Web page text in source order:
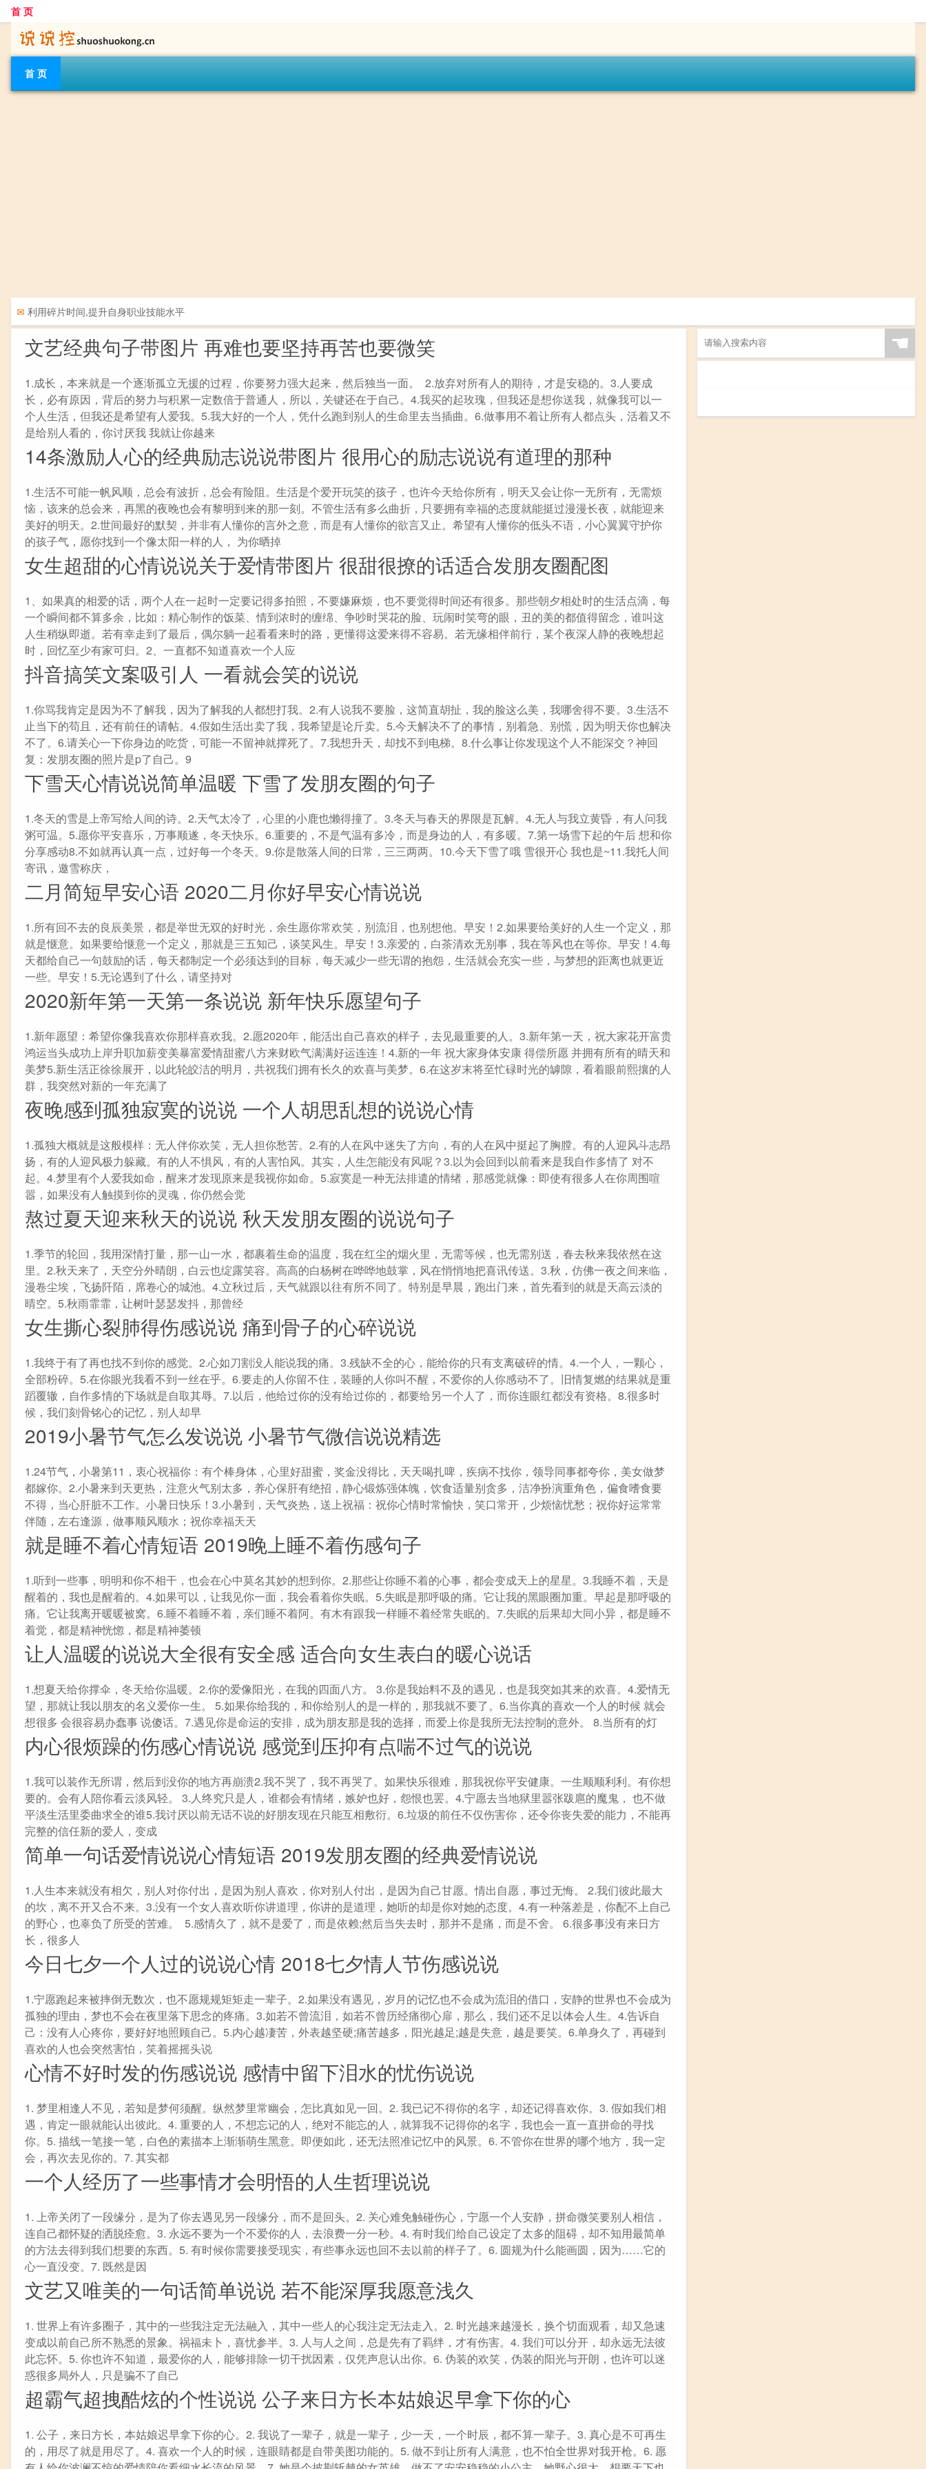
首 页
首 页
✉ 利用碎片时间,提升自身职业技能水平
文艺经典句子带图片 再难也要坚持再苦也要微笑
1.成长，本来就是一个逐渐孤立无援的过程，你要努力强大起来，然后独当一面。 2.放弃对所有人的期待，才是安稳的。3.人要成
长，必有原因，背后的努力与积累一定数倍于普通人，所以，关键还在于自己。4.我买的起玫瑰，但我还是想你送我，就像我可以一
个人生活，但我还是希望有人爱我。5.我大好的一个人，凭什么跑到别人的生命里去当插曲。6.做事用不着让所有人都点头，活着又不
是给别人看的，你讨厌我 我就让你越来
14条激励人心的经典励志说说带图片 很用心的励志说说有道理的那种
1.生活不可能一帆风顺，总会有波折，总会有险阻。生活是个爱开玩笑的孩子，也许今天给你所有，明天又会让你一无所有，无需烦
恼，该来的总会来，再黑的夜晚也会有黎明到来的那一刻。不管生活有多么曲折，只要拥有幸福的态度就能挺过漫漫长夜，就能迎来
美好的明天。2.世间最好的默契，并非有人懂你的言外之意，而是有人懂你的欲言又止。希望有人懂你的低头不语，小心翼翼守护你
的孩子气，愿你找到一个像太阳一样的人， 为你晒掉
女生超甜的心情说说关于爱情带图片 很甜很撩的话适合发朋友圈配图
1、如果真的相爱的话，两个人在一起时一定要记得多拍照，不要嫌麻烦，也不要觉得时间还有很多。那些朝夕相处时的生活点滴，每
一个瞬间都不算多余，比如：精心制作的饭菜、情到浓时的缠绵、争吵时哭花的脸、玩闹时笑弯的眼，丑的美的都值得留念，谁叫这
人生稍纵即逝。若有幸走到了最后，偶尔躺一起看看来时的路，更懂得这爱来得不容易。若无缘相伴前行，某个夜深人静的夜晚想起
时，回忆至少有家可归。2、一直都不知道喜欢一个人应
抖音搞笑文案吸引人 一看就会笑的说说
1.你骂我肯定是因为不了解我，因为了解我的人都想打我。2.有人说我不要脸，这简直胡扯，我的脸这么美，我哪舍得不要。3.生活不
止当下的苟且，还有前任的请帖。4.假如生活出卖了我，我希望是论斤卖。5.今天解决不了的事情，别着急、别慌，因为明天你也解决
不了。6.请关心一下你身边的吃货，可能一不留神就撑死了。7.我想升天，却找不到电梯。8.什么事让你发现这个人不能深交？神回
复：发朋友圈的照片是p了自己。9
下雪天心情说说简单温暖 下雪了发朋友圈的句子
1.冬天的雪是上帝写给人间的诗。2.天气太冷了，心里的小鹿也懒得撞了。3.冬天与春天的界限是瓦解。4.无人与我立黄昏，有人问我
粥可温。5.愿你平安喜乐，万事顺遂，冬天快乐。6.重要的，不是气温有多冷，而是身边的人，有多暖。7.第一场雪下起的午后 想和你
分享感动8.不如就再认真一点，过好每一个冬天。9.你是散落人间的日常，三三两两。10.今天下雪了哦 雪很开心 我也是~11.我托人间
寄讯，邀雪称庆，
二月简短早安心语 2020二月你好早安心情说说
1.所有回不去的良辰美景，都是举世无双的好时光，余生愿你常欢笑，别流泪，也别想他。早安！2.如果要给美好的人生一个定义，那
就是惬意。如果要给惬意一个定义，那就是三五知己，谈笑风生。早安！3.亲爱的，白茶清欢无别事，我在等风也在等你。早安！4.每
天都给自己一句鼓励的话，每天都制定一个必须达到的目标，每天减少一些无谓的抱怨，生活就会充实一些，与梦想的距离也就更近
一些。早安！5.无论遇到了什么，请坚持对
2020新年第一天第一条说说 新年快乐愿望句子
1.新年愿望：希望你像我喜欢你那样喜欢我。2.愿2020年，能活出自己喜欢的样子，去见最重要的人。3.新年第一天，祝大家花开富贵
鸿运当头成功上岸升职加薪变美暴富爱情甜蜜八方来财欧气满满好运连连！4.新的一年 祝大家身体安康 得偿所愿 并拥有所有的晴天和
美梦5.新生活正徐徐展开，以此轮皎洁的明月，共祝我们拥有长久的欢喜与美梦。6.在这岁末将至忙碌时光的罅隙，看着眼前熙攘的人
群，我突然对新的一年充满了
夜晚感到孤独寂寞的说说 一个人胡思乱想的说说心情
1.孤独大概就是这般模样：无人伴你欢笑，无人担你愁苦。2.有的人在风中迷失了方向，有的人在风中挺起了胸膛。有的人迎风斗志昂
扬，有的人迎风极力躲藏。有的人不惧风，有的人害怕风。其实，人生怎能没有风呢？3.以为会回到以前看来是我自作多情了 对不
起。4.梦里有个人爱我如命，醒来才发现原来是我视你如命。5.寂寞是一种无法排遣的情绪，那感觉就像：即使有很多人在你周围喧
嚣，如果没有人触摸到你的灵魂，你仍然会觉
熬过夏天迎来秋天的说说 秋天发朋友圈的说说句子
1.季节的轮回，我用深情打量，那一山一水，都裹着生命的温度，我在红尘的烟火里，无需等候，也无需别送，春去秋来我依然在这
里。2.秋天来了，天空分外晴朗，白云也绽露笑容。高高的白杨树在哗哗地鼓掌，风在悄悄地把喜讯传送。3.秋，仿佛一夜之间来临，
漫卷尘埃，飞扬阡陌，席卷心的城池。4.立秋过后，天气就跟以往有所不同了。特别是早晨，跑出门来，首先看到的就是天高云淡的
晴空。5.秋雨霏霏，让树叶瑟瑟发抖，那曾经
女生撕心裂肺得伤感说说 痛到骨子的心碎说说
1.我终于有了再也找不到你的感觉。2.心如刀割没人能说我的痛。3.残缺不全的心，能给你的只有支离破碎的情。4.一个人，一颗心，
全部粉碎。5.在你眼光我看不到一丝在乎。6.要走的人你留不住，装睡的人你叫不醒，不爱你的人你感动不了。旧情复燃的结果就是重
蹈覆辙，自作多情的下场就是自取其辱。7.以后，他给过你的没有给过你的，都要给另一个人了，而你连眼红都没有资格。8.很多时
候，我们刻骨铭心的记忆，别人却早
2019小暑节气怎么发说说 小暑节气微信说说精选
1.24节气，小暑第11，衷心祝福你：有个棒身体，心里好甜蜜，奖金没得比，天天喝扎啤，疾病不找你，领导同事都夸你，美女做梦
都嫁你。2.小暑来到天更热，注意火气别太多，养心保肝有绝招，静心锻炼强体魄，饮食适量别贪多，洁净扮演重角色，偏食嗜食要
不得，当心肝脏不工作。小暑日快乐！3.小暑到，天气炎热，送上祝福：祝你心情时常愉快，笑口常开，少烦恼忧愁；祝你好运常常
伴随，左右逢源，做事顺风顺水；祝你幸福天天
就是睡不着心情短语 2019晚上睡不着伤感句子
1.听到一些事，明明和你不相干，也会在心中莫名其妙的想到你。2.那些让你睡不着的心事，都会变成天上的星星。3.我睡不着，天是
醒着的，我也是醒着的。4.如果可以，让我见你一面，我会看着你失眠。5.失眠是那呼吸的痛。它让我的黑眼圈加重。早起是那呼吸的
痛。它让我离开暖暖被窝。6.睡不着睡不着，亲们睡不着阿。有木有跟我一样睡不着经常失眠的。7.失眠的后果却大同小异，都是睡不
着觉，都是精神恍惚，都是精神萎顿
让人温暖的说说大全很有安全感 适合向女生表白的暖心说话
1.想夏天给你撑伞，冬天给你温暖。2.你的爱像阳光，在我的四面八方。 ​​​​3.你是我始料不及的遇见，也是我突如其来的欢喜。4.爱情无
望，那就让我以朋友的名义爱你一生。 ​​​​5.如果你给我的，和你给别人的是一样的，那我就不要了。6.当你真的喜欢一个人的时候 就会
想很多 会很容易办蠢事 说傻话。7.遇见你是命运的安排，成为朋友那是我的选择，而爱上你是我所无法控制的意外。 ​​​​8.当所有的灯
内心很烦躁的伤感心情说说 感觉到压抑有点喘不过气的说说
1.我可以装作无所谓，然后到没你的地方再崩溃2.我不哭了，我不再哭了。如果快乐很难，那我祝你平安健康。一生顺顺利利。有你想
要的。会有人陪你看云淡风轻。 ​​​​3.人终究只是人，谁都会有情绪，嫉妒也好，怨恨也罢。4.宁愿去当地狱里嚣张跋扈的魔鬼， 也不做
平淡生活里委曲求全的谁5.我讨厌以前无话不说的好朋友现在只能互相敷衍。6.垃圾的前任不仅伤害你，还令你丧失爱的能力，不能再
完整的信任新的爱人，变成
简单一句话爱情说说心情短语 2019发朋友圈的经典爱情说说
1.人生本来就没有相欠，别人对你付出，是因为别人喜欢，你对别人付出，是因为自己甘愿。情出自愿，事过无悔。 ​​​​2.我们彼此最大
的坎，离不开又合不来。3.没有一个女人喜欢听你讲道理，你讲的是道理，她听的却是你对她的态度。4.有一种落差是，你配不上自己
的野心，也辜负了所受的苦难。 ​ ​​​​5.感情久了，就不是爱了，而是依赖;然后当失去时，那并不是痛，而是不舍。 ​6.很多事没有来日方
长，很多人
今日七夕一个人过的说说心情 2018七夕情人节伤感说说
1.宁愿跑起来被摔倒无数次，也不愿规规矩矩走一辈子。2.如果没有遇见，岁月的记忆也不会成为流泪的借口，安静的世界也不会成为
孤独的理由，梦也不会在夜里落下思念的疼痛。3.如若不曾流泪，如若不曾历经痛彻心扉，那么，我们还不足以体会人生。4.告诉自
己：没有人心疼你，要好好地照顾自己。5.内心越凄苦，外表越坚硬;痛苦越多，阳光越足;越是失意，越是要笑。6.单身久了，再碰到
喜欢的人也会突然害怕，笑着摇摇头说
心情不好时发的伤感说说 感情中留下泪水的忧伤说说
1. 梦里相逢人不见，若知是梦何须醒。纵然梦里常幽会，怎比真如见一回。2. 我已记不得你的名字，却还记得喜欢你。3. 假如我们相
遇，肯定一眼就能认出彼此。4. 重要的人，不想忘记的人，绝对不能忘的人，就算我不记得你的名字，我也会一直一直拼命的寻找
你。5. 描线一笔接一笔，白色的素描本上渐渐萌生黑意。即便如此，还无法照准记忆中的风景。6. 不管你在世界的哪个地方，我一定
会，再次去见你的。7. 其实都
一个人经历了一些事情才会明悟的人生哲理说说
​1. 上帝关闭了一段缘分，是为了你去遇见另一段缘分，而不是回头。2. 关心难免触碰伤心，宁愿一个人安静，拼命微笑要别人相信，
连自己都怀疑的洒脱痊愈。3. 永远不要为一个不爱你的人，去浪费一分一秒。4. 有时我们给自己设定了太多的阻碍，却不知用最简单
的方法去得到我们想要的东西。5. 有时候你需要接受现实，有些事永远也回不去以前的样子了。6. 圆规为什么能画圆，因为……它的
心一直没变。7. 既然是因
文艺又唯美的一句话简单说说 若不能深厚我愿意浅久
1. 世界上有许多圈子，其中的一些我注定无法融入，其中一些人的心我注定无法走入。2. 时光越来越漫长，换个切面观看，却又急速
变成以前自己所不熟悉的景象。祸福未卜，喜忧参半。3. 人与人之间，总是先有了羁绊，才有伤害。4. 我们可以分开，却永远无法彼
此忘怀。5. 你也许不知道，最爱你的人，能够排除一切干扰因素，仅凭声息认出你。6. 伪装的欢笑，伪装的阳光与开朗，也许可以迷
惑很多局外人，只是骗不了自己
超霸气超拽酷炫的个性说说 公子来日方长本姑娘迟早拿下你的心
1. 公子，来日方长，本姑娘迟早拿下你的心。2. 我说了一辈子，就是一辈子，少一天，一个时辰，都不算一辈子。3. 真心是不可再生
的，用尽了就是用尽了。4. 喜欢一个人的时候，连眼睛都是自带美图功能的。5. 做不到让所有人满意，也不怕全世界对我开枪。6. 愿
☚